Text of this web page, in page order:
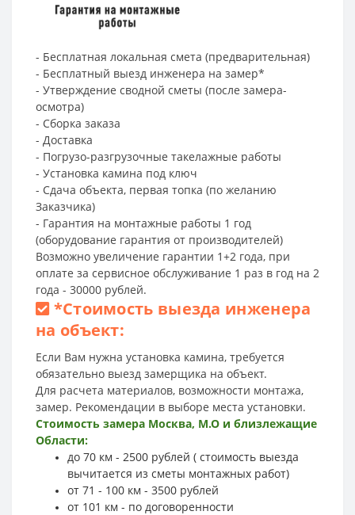
- Бесплатная локальная смета (предварительная)
- Бесплатный выезд инженера на замер*
- Утверждение сводной сметы (после замера-
осмотра)
- Сборка заказа
- Доставка
- Погрузо-разгрузочные такелажные работы
- Установка камина под ключ
- Сдача объекта, первая топка (по желанию
Заказчика)
- Гарантия на монтажные работы 1 год
(оборудование гарантия от производителей)
Возможно увеличение гарантии 1+2 года, при
оплате за сервисное обслуживание 1 раз в год на 2
года - 30000 рублей.
*Стоимость выезда инженера
на объект:
Если Вам нужна установка камина, требуется
обязательно выезд замерщика на объект.
Для расчета материалов, возможности монтажа,
замер. Рекомендации в выборе места установки.
Стоимость замера Москва, М.О и близлежащие
Области:
до 70 км - 2500 рублей ( стоимость выезда
вычитается из сметы монтажных работ)
от 71 - 100 км - 3500 рублей
от 101 км - по договоренности